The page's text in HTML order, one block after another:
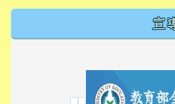
宣